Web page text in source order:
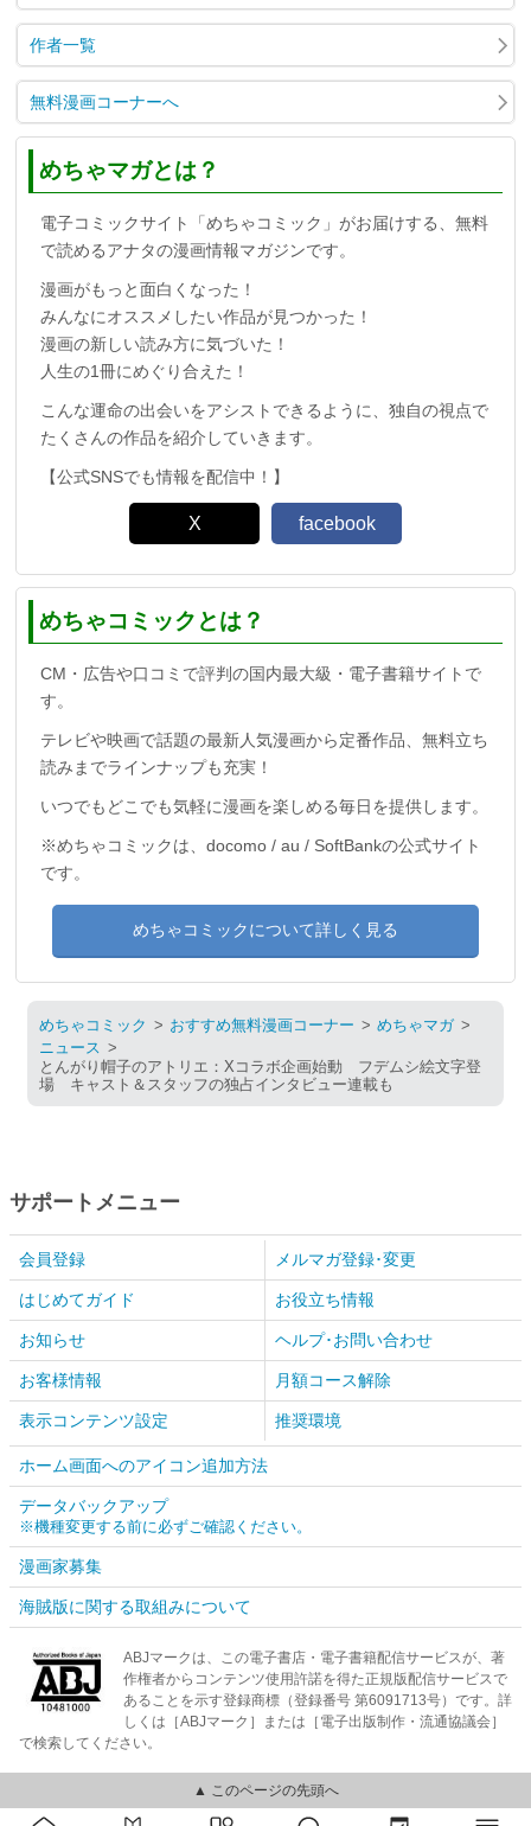
作者一覧
無料漫画コーナーへ
めちゃマガとは？
電子コミックサイト「めちゃコミック」がお届けする、無料
で読めるアナタの漫画情報マガジンです。
漫画がもっと面白くなった！
みんなにオススメしたい作品が見つかった！
漫画の新しい読み方に気づいた！
人生の1冊にめぐり合えた！
こんな運命の出会いをアシストできるように、独自の視点で
たくさんの作品を紹介していきます。
【公式SNSでも情報を配信中！】
X facebook
めちゃコミックとは？
CM・広告や口コミで評判の国内最大級・電子書籍サイトで
す。
テレビや映画で話題の最新人気漫画から定番作品、無料立ち
読みまでラインナップも充実！
いつでもどこでも気軽に漫画を楽しめる毎日を提供します。
※めちゃコミックは、docomo / au / SoftBankの公式サイト
です。
めちゃコミックについて詳しく見る
めちゃコミック おすすめ無料漫画コーナー
めちゃマガ
ニュース
とんがり帽子のアトリエ：Xコラボ企画始動 フデムシ絵文字登
場 キャスト＆スタッフの独占インタビュー連載も
サポートメニュー
会員登録 メルマガ登録･変更
はじめてガイド お役立ち情報
お知らせ ヘルプ･お問い合わせ
お客様情報 月額コース解除
表示コンテンツ設定 推奨環境
ホーム画面へのアイコン追加方法
データバックアップ
※機種変更する前に必ずご確認ください。
漫画家募集
海賊版に関する取組みについて
ABJマークは、この電子書店・電子書籍配信サービスが、著
作権者からコンテンツ使用許諾を得た正規版配信サービスで
あることを示す登録商標（登録番号 第6091713号）です。詳
しくは［ABJマーク］または［電子出版制作・流通協議会］
で検索してください。
▲ このページの先頭へ